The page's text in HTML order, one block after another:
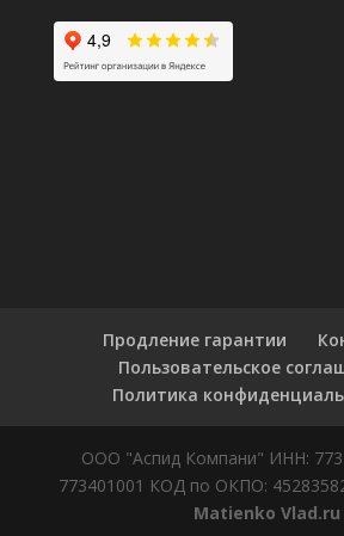
Продление гарантии
Пользовательское
Политика
ООО "Аспид Компани" ИНН:
773401001 КОД по ОКПО:
Matienko Vlad.ru